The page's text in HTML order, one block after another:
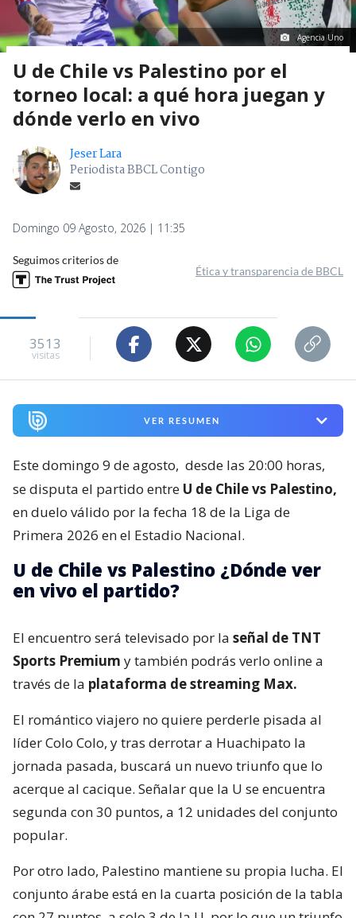
Agencia Uno
U de Chile vs Palestino por el
torneo local: a qué hora juegan y
dónde verlo en vivo
Jeser Lara
Periodista BBCL Contigo
Domingo 09 Agosto, 2026 | 11:35
Seguimos criterios de
Ética y transparencia de BBCL
3513
visitas
VER RESUMEN
Este domingo 9 de agosto, desde las 20:00 horas,
se disputa el partido entre U de Chile vs Palestino,
en duelo válido por la fecha 18 de la Liga de
Primera 2026 en el Estadio Nacional.
U de Chile vs Palestino ¿Dónde ver
en vivo el partido?
El encuentro será televisado por la señal de TNT
Sports Premium y también podrás verlo online a
través de la plataforma de streaming Max.
El romántico viajero no quiere perderle pisada al
líder Colo Colo, y tras derrotar a Huachipato la
jornada pasada, buscará un nuevo triunfo que lo
acerque al cacique. Señalar que la U se encuentra
segunda con 30 puntos, a 12 unidades del conjunto
popular.
Por otro lado, Palestino mantiene su propia lucha. El
conjunto árabe está en la cuarta posición de la tabla